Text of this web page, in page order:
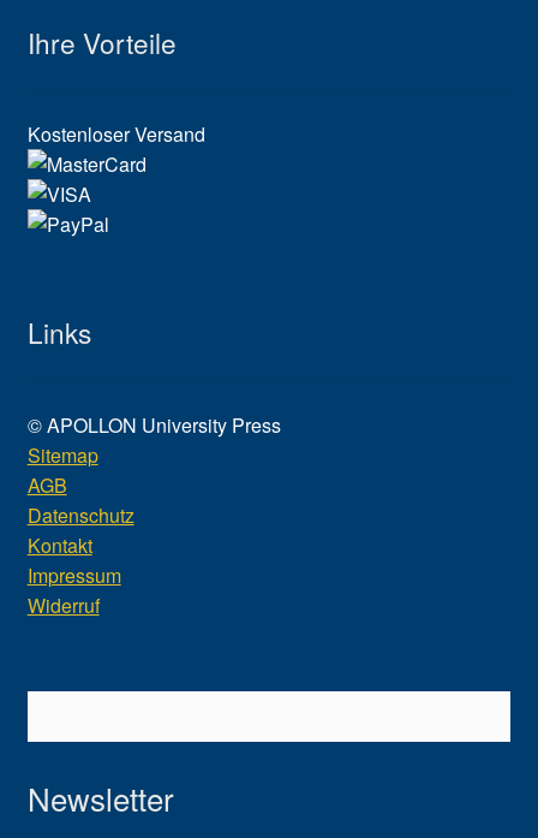
Ihre Vorteile
Kostenloser Versand
Links
© APOLLON University Press
Sitemap
AGB
Datenschutz
Kontakt
Impressum
Widerruf
Newsletter